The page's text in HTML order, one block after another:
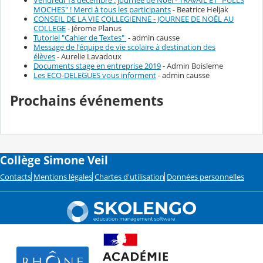
MOCHES" ! Merci à tous les participants- Beatrice Heljak
CONSEIL DE LA VIE COLLEGIENNE - JOURNEE DE NOËL AU
COLLEGE- Jérome Planus
Tutoriel "Cahier de Textes" - admin causse
Message de l'équipe de vie scolaire à destination des
élèves- Aurelie Lavadoux
Documents stage en entreprise 2019- Admin Boisleme
Les ECO-DELEGUES vous informent- admin causse
Prochains événements
Collège Simone Veil
Contacts Mentions légales Chartes d'utilisation Données personnelles